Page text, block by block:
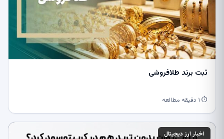
ثبت برند طلافروشی
⏱ ۱ دقیقه مطالعه
اخبار ارز دیجیتال